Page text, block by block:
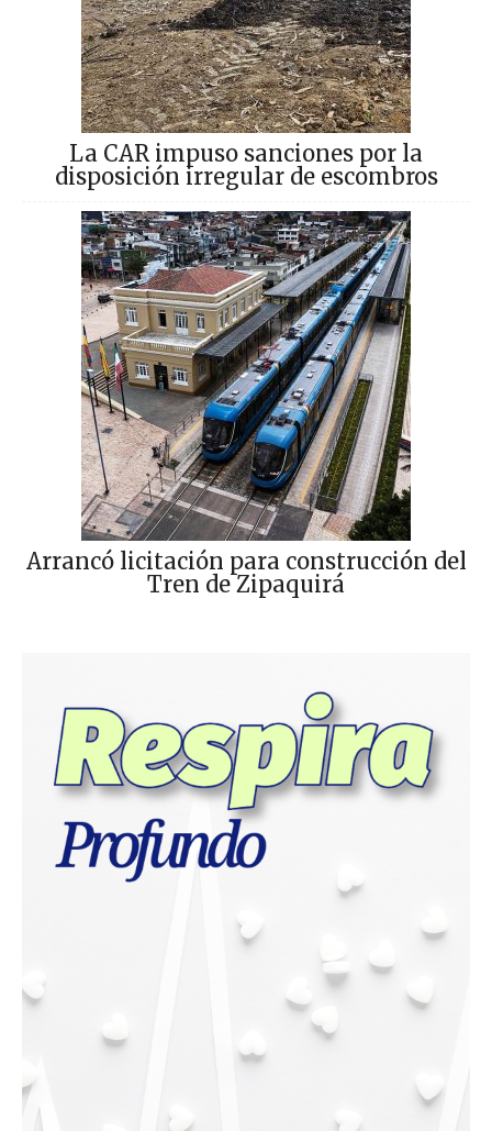
La CAR impuso sanciones por la
disposición irregular de escombros
Arrancó licitación para construcción del
Tren de Zipaquirá